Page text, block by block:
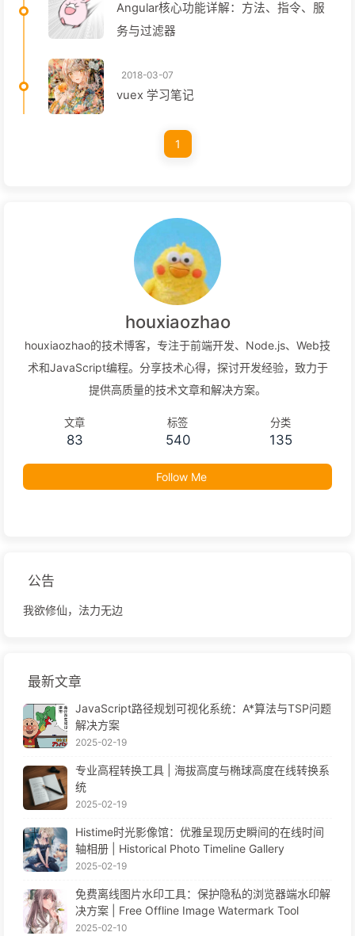
Angular核心功能详解：方法、指令、服
务与过滤器
2018-03-07
vuex 学习笔记
1
houxiaozhao
houxiaozhao的技术博客，专注于前端开发、Node.js、Web技
术和JavaScript编程。分享技术心得，探讨开发经验，致力于
提供高质量的技术文章和解决方案。
文章
83
标签
540
分类
135
Follow Me
公告
我欲修仙，法力无边
最新文章
JavaScript路径规划可视化系统：A*算法与TSP问题
解决方案
2025-02-19
专业高程转换工具 | 海拔高度与椭球高度在线转换系
统
2025-02-19
Histime时光影像馆：优雅呈现历史瞬间的在线时间
轴相册 | Historical Photo Timeline Gallery
2025-02-19
免费离线图片水印工具：保护隐私的浏览器端水印解
决方案 | Free Offline Image Watermark Tool
2025-02-10